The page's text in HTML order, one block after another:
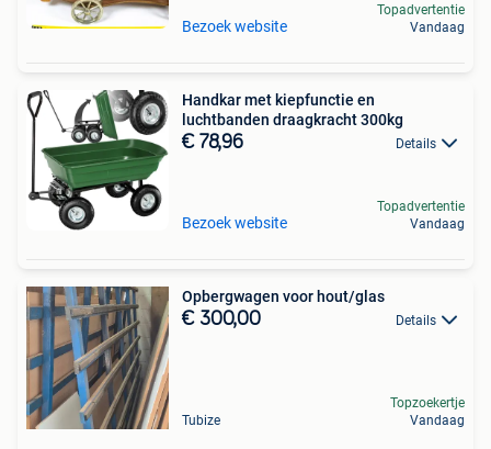
Bezoek website
Topadvertentie
Vandaag
Handkar met kiepfunctie en
luchtbanden draagkracht 300kg
€ 78,96 Details
Bezoek website
Topadvertentie
Vandaag
Opbergwagen voor hout/glas
€ 300,00 Details
Tubize
Topzoekertje
Vandaag